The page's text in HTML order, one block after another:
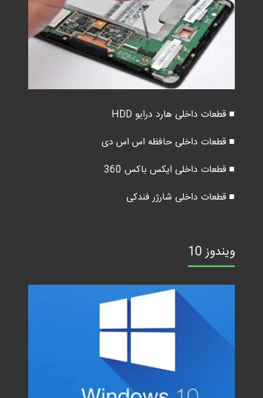
■ قطعات داخلی هارد درایو HDD
■ قطعات داخلی حافظه اس اس دی
■ قطعات داخلی ایکس باکس 360
■ قطعات داخلی شارژر فندکی
ویندوز 10